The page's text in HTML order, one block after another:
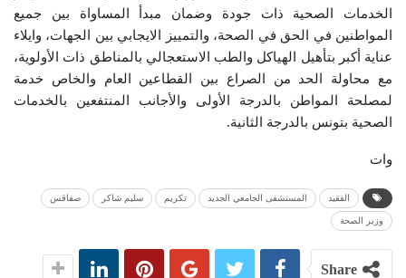
الخدمات الصحية ذات جودة وضمان مبدأ المساواة بين جميع
المواطنين في الحق في الصحة، والتمييز الايجابي بين الجهات، وايلاء
عناية أكبر بتأهيل الهياكل والطب الاستعجالي بالمناطق ذات الأولوية،
مع محاولة الحد من الصراع بين القطاعين العام والخاص خدمة
لمصلحة المواطن بالدرجة الأولى والأجانب المنتفعين بالخدمات
الصحية بتونس بالدرجة الثانية.
وات
الفقيد المستشفى الجامعي الجديد تكريم سليم شاكر صفاقس
وزير الصحة
Share